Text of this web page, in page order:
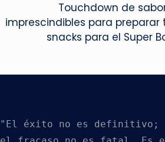
Touchdown de
imprescindibles para preparar
snacks para el Super
"El éxito no es definitivo;